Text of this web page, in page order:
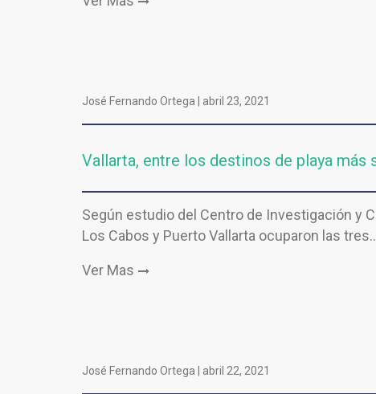
José Fernando Ortega | abril 23, 2021
Vallarta, entre los destinos de playa más
Según estudio del Centro de Investigación y
Los Cabos y Puerto Vallarta ocuparon las
Ver Mas
José Fernando Ortega | abril 22, 2021